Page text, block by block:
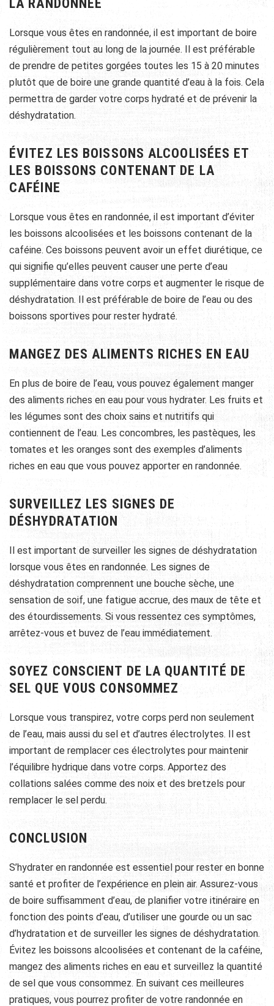
LA RANDONNÉE
Lorsque vous êtes en randonnée, il est important de boire
régulièrement tout au long de la journée. Il est préférable
de prendre de petites gorgées toutes les 15 à 20 minutes
plutôt que de boire une grande quantité d’eau à la fois. Cela
permettra de garder votre corps hydraté et de prévenir la
déshydratation.
ÉVITEZ LES BOISSONS ALCOOLISÉES ET
LES BOISSONS CONTENANT DE LA
CAFÉINE
Lorsque vous êtes en randonnée, il est important d’éviter
les boissons alcoolisées et les boissons contenant de la
caféine. Ces boissons peuvent avoir un effet diurétique, ce
qui signifie qu’elles peuvent causer une perte d’eau
supplémentaire dans votre corps et augmenter le risque de
déshydratation. Il est préférable de boire de l’eau ou des
boissons sportives pour rester hydraté.
MANGEZ DES ALIMENTS RICHES EN EAU
En plus de boire de l’eau, vous pouvez également manger
des aliments riches en eau pour vous hydrater. Les fruits et
les légumes sont des choix sains et nutritifs qui
contiennent de l’eau. Les concombres, les pastèques, les
tomates et les oranges sont des exemples d’aliments
riches en eau que vous pouvez apporter en randonnée.
SURVEILLEZ LES SIGNES DE
DÉSHYDRATATION
Il est important de surveiller les signes de déshydratation
lorsque vous êtes en randonnée. Les signes de
déshydratation comprennent une bouche sèche, une
sensation de soif, une fatigue accrue, des maux de tête et
des étourdissements. Si vous ressentez ces symptômes,
arrêtez-vous et buvez de l’eau immédiatement.
SOYEZ CONSCIENT DE LA QUANTITÉ DE
SEL QUE VOUS CONSOMMEZ
Lorsque vous transpirez, votre corps perd non seulement
de l’eau, mais aussi du sel et d’autres électrolytes. Il est
important de remplacer ces électrolytes pour maintenir
l’équilibre hydrique dans votre corps. Apportez des
collations salées comme des noix et des bretzels pour
remplacer le sel perdu.
CONCLUSION
S’hydrater en randonnée est essentiel pour rester en bonne
santé et profiter de l’expérience en plein air. Assurez-vous
de boire suffisamment d’eau, de planifier votre itinéraire en
fonction des points d’eau, d’utiliser une gourde ou un sac
d’hydratation et de surveiller les signes de déshydratation.
Évitez les boissons alcoolisées et contenant de la caféine,
mangez des aliments riches en eau et surveillez la quantité
de sel que vous consommez. En suivant ces meilleures
pratiques, vous pourrez profiter de votre randonnée en